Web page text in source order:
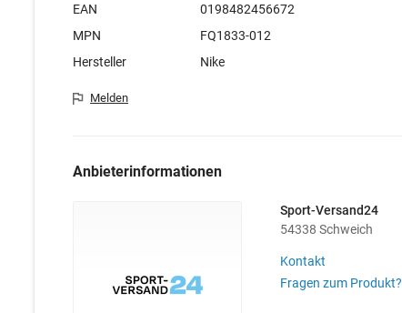
EAN
0198482456672
MPN
FQ1833-012
Hersteller
Nike
Melden
Anbieterinformationen
Sport-Versand24
54338 Schweich
Kontakt
Fragen zum Produkt?